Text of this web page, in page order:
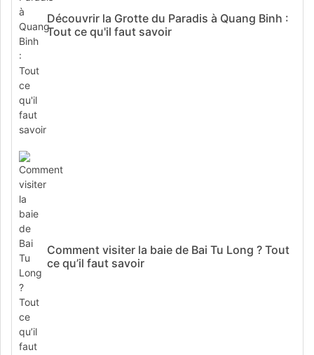
Découvrir la Grotte du Paradis à Quang Binh :
Tout ce qu'il faut savoir
Comment visiter la baie de Bai Tu Long ? Tout
ce qu’il faut savoir